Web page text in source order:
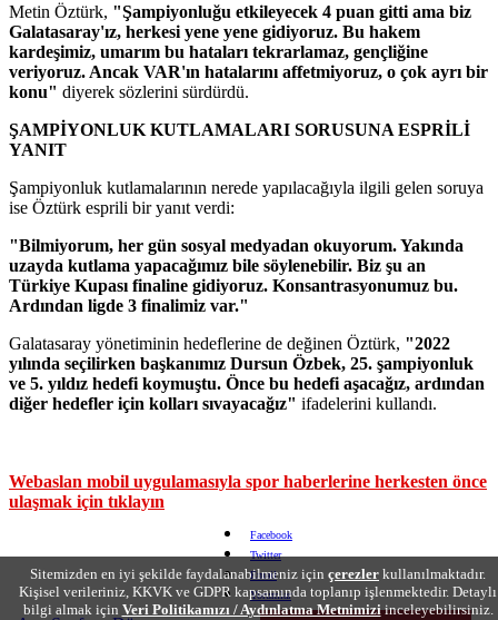
Metin Öztürk, "Şampiyonluğu etkileyecek 4 puan gitti ama biz
Galatasaray'ız, herkesi yene yene gidiyoruz. Bu hakem
kardeşimiz, umarım bu hataları tekrarlamaz, gençliğine
veriyoruz. Ancak VAR'ın hatalarını affetmiyoruz, o çok ayrı bir
konu" diyerek sözlerini sürdürdü.
ŞAMPİYONLUK KUTLAMALARI SORUSUNA ESPRİLİ
YANIT
Şampiyonluk kutlamalarının nerede yapılacağıyla ilgili gelen soruya
ise Öztürk esprili bir yanıt verdi:
"Bilmiyorum, her gün sosyal medyadan okuyorum. Yakında
uzayda kutlama yapacağımız bile söylenebilir. Biz şu an
Türkiye Kupası finaline gidiyoruz. Konsantrasyonumuz bu.
Ardından ligde 3 finalimiz var."
Galatasaray yönetiminin hedeflerine de değinen Öztürk, "2022
yılında seçilirken başkanımız Dursun Özbek, 25. şampiyonluk
ve 5. yıldız hedefi koymuştu. Önce bu hedefi aşacağız, ardından
diğer hedefler için kolları sıvayacağız" ifadelerini kullandı.
Webaslan mobil uygulamasıyla spor haberlerine herkesten önce
ulaşmak için tıklayın
Facebook
Twitter
Email
Yorumlar
Sitemizden en iyi şekilde faydalanabilmeniz için çerezler kullanılmaktadır.
Kişisel verileriniz, KKVK ve GDPR kapsamında toplanıp işlenmektedir. Detaylı
bilgi almak için Veri Politikamızı / Aydınlatma Metnimiziinceleyebilirsiniz.